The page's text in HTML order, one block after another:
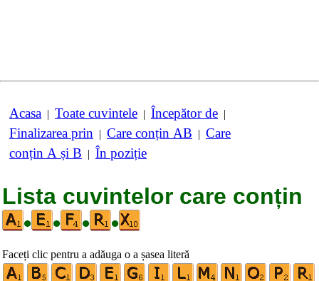
Acasa | Toate cuvintele | Începător de |
Finalizarea prin | Care conțin AB | Care
conțin A și B | În poziție
Lista cuvintelor care conțin
•
• • •
Faceți clic pentru a adăuga o a șasea literă